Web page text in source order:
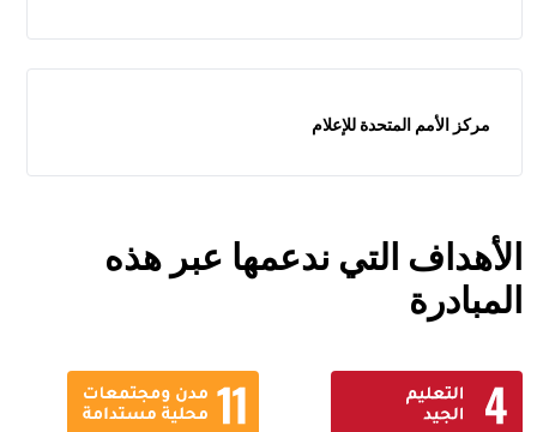
مركز الأمم المتحدة للإعلام
الأهداف التي ندعمها عبر هذه
المبادرة